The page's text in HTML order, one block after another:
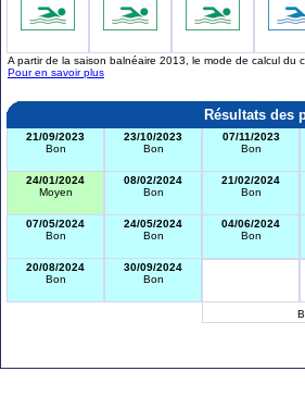
A partir de la saison balnéaire 2013, le mode de calcul
Pour en savoir plus
Résultats des
21/09/2023
Bon
23/10/2023
Bon
07/11/2023
Bon
24/01/2024
Moyen
08/02/2024
Bon
21/02/2024
Bon
07/05/2024
Bon
24/05/2024
Bon
04/06/2024
Bon
20/08/2024
Bon
30/09/2024
Bon